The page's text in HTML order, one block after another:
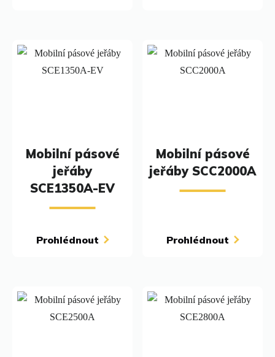
Mobilní pásové
jeřáby
SCE1350A-EV
Prohlédnout
Mobilní pásové
jeřáby SCC2000A
Prohlédnout